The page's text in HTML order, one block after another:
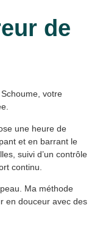
de
votre
une heure de
et en barrant le
suivi d’un contrôle
continu.
Ma méthode
en douceur avec des